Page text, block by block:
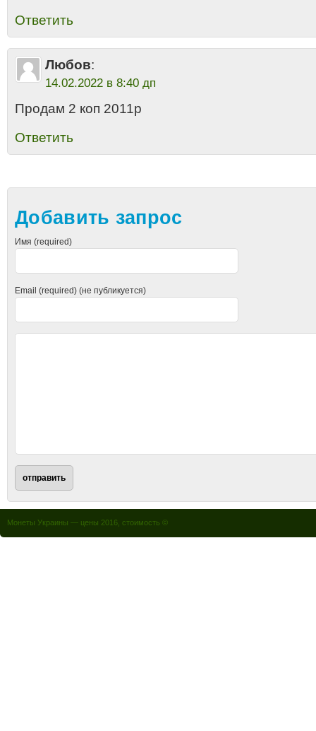
Ответить
Любов:
14.02.2022 в 8:40 дп
Продам 2 коп 2011р
Ответить
Добавить запрос
Имя (required)
Email (required) (не публикуется)
Монеты Украины — цены 2016, стоимость ©